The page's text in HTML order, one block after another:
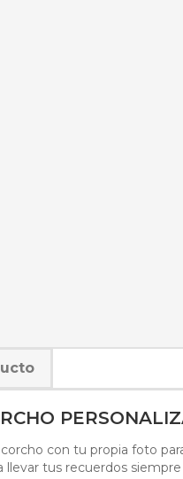
con tu propia foto
llevar tus recuerdos